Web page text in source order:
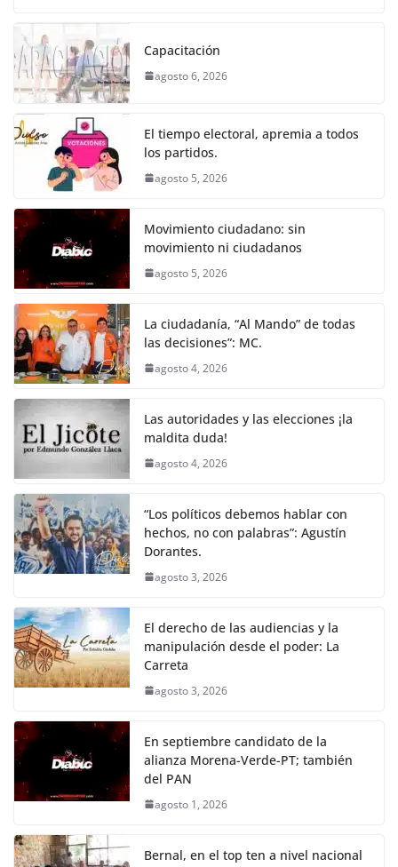
k
c
e
b
o
o
k
itt
er s
A
p
e
n
er
Capacitación
agosto 6, 2026
El tiempo electoral, apremia a todos
los partidos.
agosto 5, 2026
Movimiento ciudadano: sin
movimiento ni ciudadanos
agosto 5, 2026
La ciudadanía, “Al Mando” de todas
las decisiones”: MC.
agosto 4, 2026
Las autoridades y las elecciones ¡la
maldita duda!
agosto 4, 2026
“Los políticos debemos hablar con
hechos, no con palabras”: Agustín
Dorantes.
agosto 3, 2026
El derecho de las audiencias y la
manipulación desde el poder: La
Carreta
agosto 3, 2026
En septiembre candidato de la
alianza Morena-Verde-PT; también
del PAN
agosto 1, 2026
Bernal, en el top ten a nivel nacional